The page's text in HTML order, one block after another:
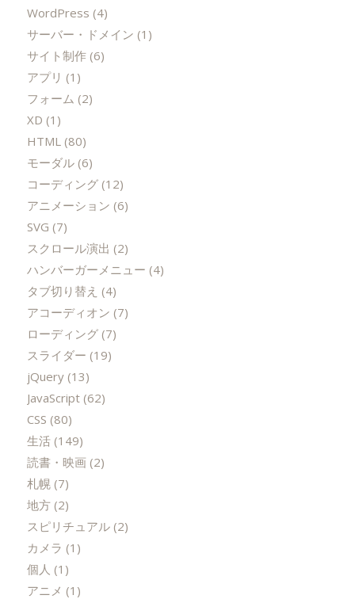
WordPress (4)
サーバー・ドメイン (1)
サイト制作(6)
アプリ (1)
フォーム (2)
XD (1)
HTML (80)
モーダル(6)
コーディング(12)
アニメーション (6)
SVG (7)
スクロール演出 (2)
ハンバーガーメニュー (4)
タブ切り替え (4)
アコーディオン (7)
ローディング(7)
スライダー (19)
jQuery(13)
JavaScript(62)
CSS (80)
生活(149)
読書・映画 (2)
札幌(7)
地方(2)
スピリチュアル(2)
カメラ (1)
個人 (1)
アニメ (1)